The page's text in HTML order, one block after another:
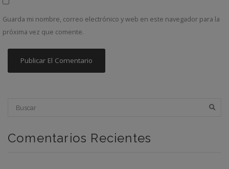
Guarda mi nombre, correo electrónico y web en este navegador para la
próxima vez que comente.
Comentarios Recientes